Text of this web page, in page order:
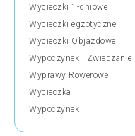
Wycieczki 1-dniowe
Wycieczki egzotyczne
Wycieczki Objazdowe
Wypoczynek i Zwiedzanie
Wyprawy Rowerowe
Wycieczka
Wypoczynek